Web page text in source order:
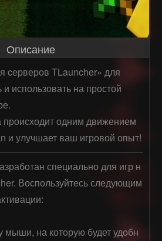
Описание
cерверов TLauncher» для
и использовать на простой
происходит одним движением
и улучшает ваш игровой опыт!
специально для игр н
Воспользуйтесь следующим
мыши, на которую будет удобн